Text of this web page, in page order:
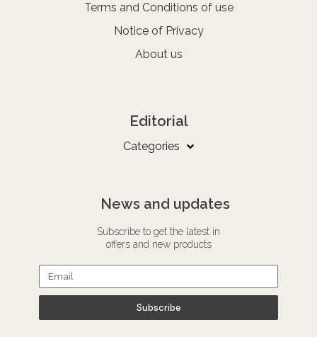
Terms and Conditions of use
Notice of Privacy
About us
Editorial
Categories
News and updates
Subscribe to get the latest in
offers and new products
Subscribe